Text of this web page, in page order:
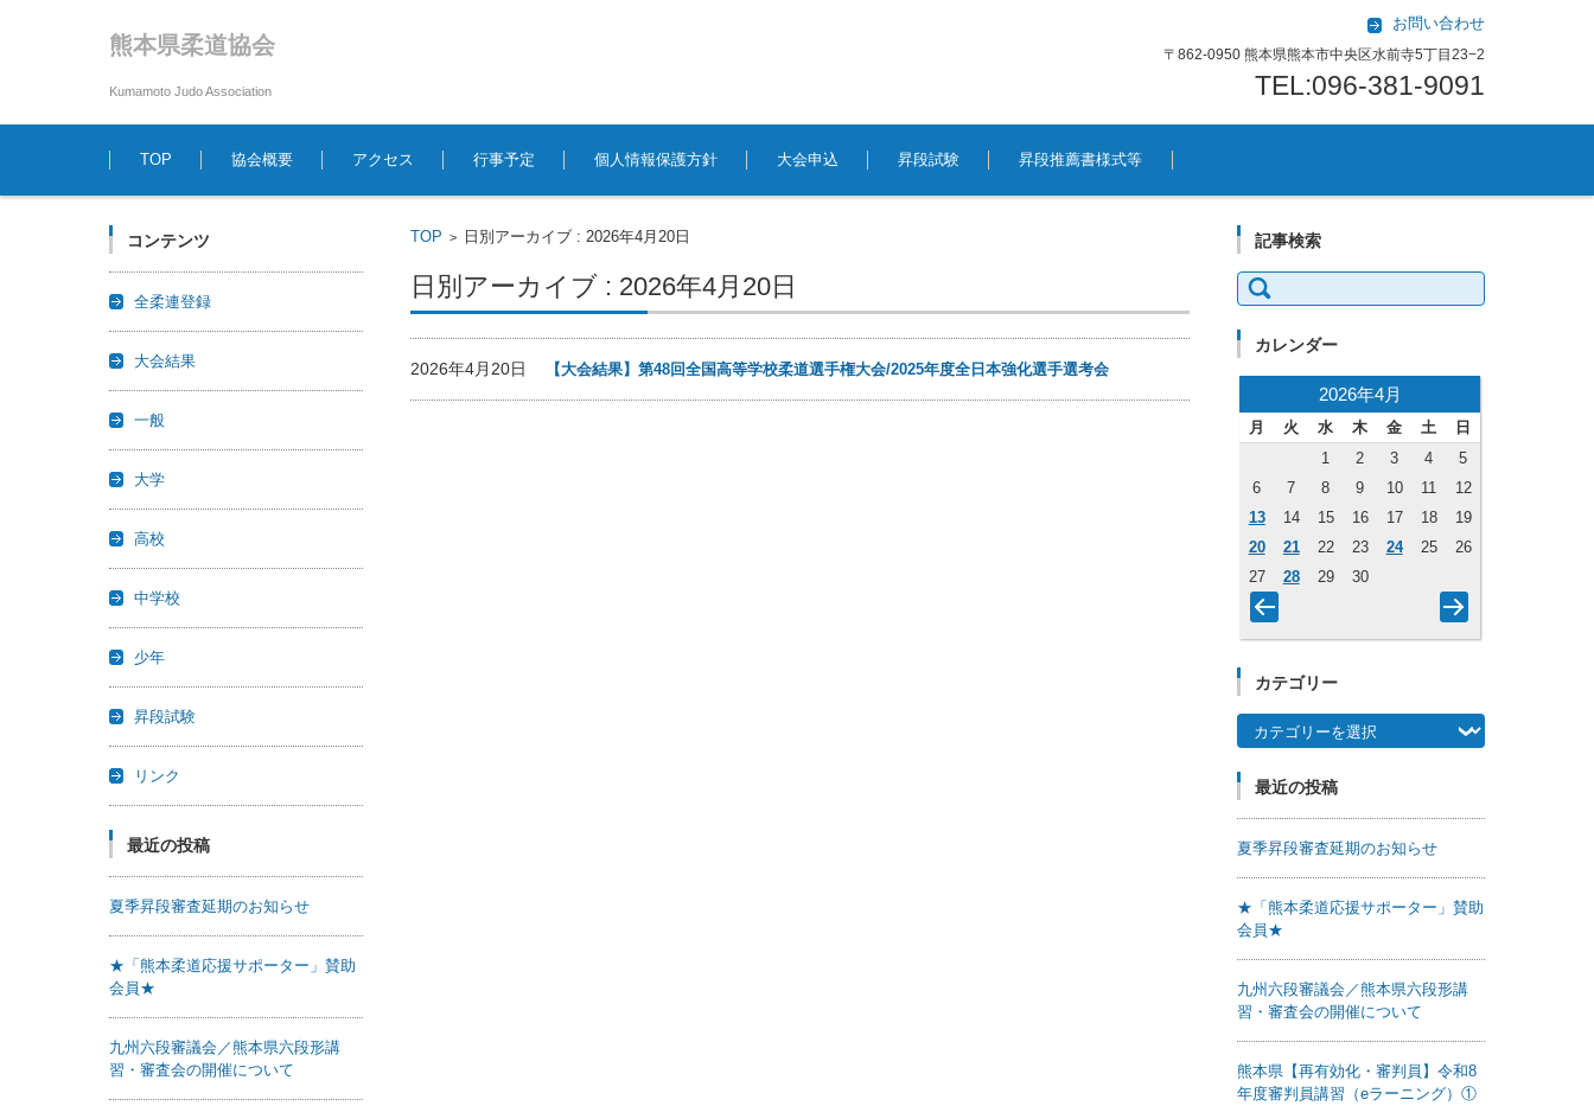
熊本県柔道協会
Kumamoto Judo Association
お問い合わせ
〒862-0950 熊本県熊本市中央区水前寺5丁目23−2
TEL:096-381-9091
コンテンツに移動
TOP
協会概要 アクセス 行事予定 個人情報保護方針 大会申込 昇段試験 昇段推薦書様式等
TOP > 日別アーカイブ : 2026年4月20日
日別アーカイブ : 2026年4月20日
2026年4月20日 【大会結果】第48回全国高等学校柔道選手権大会/2025年度全日本強化選手選考会
コンテンツ
全柔連登録
大会結果
一般
大学
高校
中学校
少年
昇段試験
リンク
最近の投稿
夏季昇段審査延期のお知らせ
★「熊本柔道応援サポーター」賛助
会員★
九州六段審議会／熊本県六段形講
習・審査会の開催について
記事検索
検索:
カレンダー
2026年4月
月 火 水 木 金 土
日
1
2 3 4
5
6
7 8 9 10 11
12
13
14 15 16 17 18
19
20
21 22 23 24 25
26
27
28 29 30
カテゴリー
カテゴリー
最近の投稿
夏季昇段審査延期のお知らせ
★「熊本柔道応援サポーター」賛助
会員★
九州六段審議会／熊本県六段形講
習・審査会の開催について
熊本県【再有効化・審判員】令和8
年度審判員講習（eラーニング）①